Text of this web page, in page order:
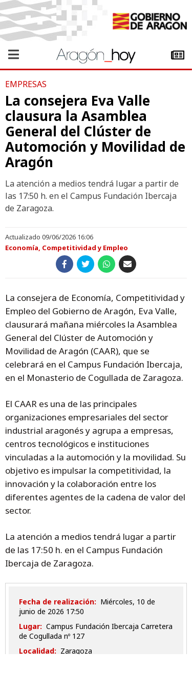
EMPRESAS
La consejera Eva Valle
clausura la Asamblea
General del Clúster de
Automoción y Movilidad de
Aragón
La atención a medios tendrá lugar a partir de
las 17:50 h. en el Campus Fundación Ibercaja
de Zaragoza.
Actualizado 09/06/2026 16:06
Economía, Competitividad y Empleo
La consejera de Economía, Competitividad y
Empleo del Gobierno de Aragón, Eva Valle,
clausurará mañana miércoles la Asamblea
General del Clúster de Automoción y
Movilidad de Aragón (CAAR), que se
celebrará en el Campus Fundación Ibercaja,
en el Monasterio de Cogullada de Zaragoza.
El CAAR es una de las principales
organizaciones empresariales del sector
industrial aragonés y agrupa a empresas,
centros tecnológicos e instituciones
vinculadas a la automoción y la movilidad. Su
objetivo es impulsar la competitividad, la
innovación y la colaboración entre los
diferentes agentes de la cadena de valor del
sector.
La atención a medios tendrá lugar a partir
de las 17:50 h. en el Campus Fundación
Ibercaja de Zaragoza.
Fecha de realización: miércoles, 10 de
junio de 2026 17:50
Lugar: Campus Fundación Ibercaja Carretera
de Cogullada nº 127
Localidad: Zaragoza